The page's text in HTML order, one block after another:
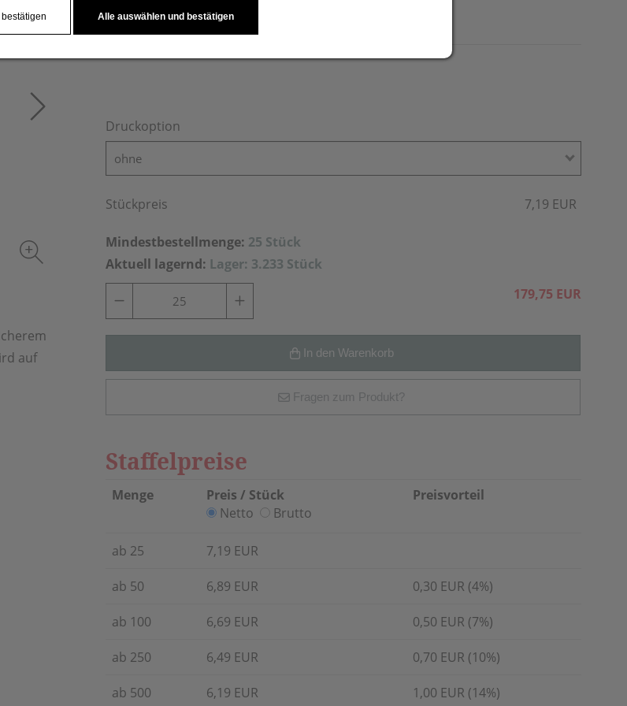
auf
Druckoption
ohne
Stückpreis 7,19 EUR
Mindestbestellmenge: 25 Stück
Aktuell lagernd: Lager: 3.233 Stück
179,75 EUR
In den Warenkorb
Fragen zum Produkt?
Staffelpreise
Menge
Preis / Stück
Netto
Brutto
Preisvorteil
ab 25 7,19 EUR
ab 50 6,89 EUR 0,30 EUR (4%)
ab 100 6,69 EUR 0,50 EUR (7%)
ab 250 6,49 EUR 0,70 EUR (10%)
ab 500 6,19 EUR 1,00 EUR (14%)
Alle auswählen und bestätigen